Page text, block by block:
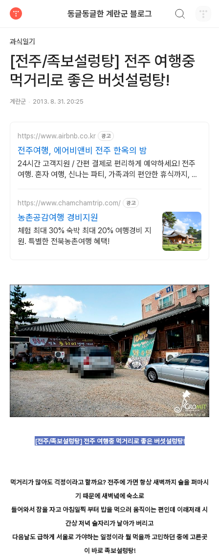
동글동글한 계란군 블로그
과식일기
[전주/족보설렁탕] 전주 여행중
먹거리로 좋은 버섯설렁탕!
계란군 2013. 8. 31. 20:25
https://www.airbnb.co.kr 광고
전주여행, 에어비앤비 전주 한옥의 밤
24시간 고객지원 / 간편 결제로 편리하게 예약하세요! 전주
여행. 혼자 여행, 신나는 파티, 가족과의 편안한 휴식까지, 에
https://www.chamchamtrip.com/ 광고
농촌공감여행 경비지원
체험 최대 30% 숙박 최대 20% 여행경비 지
원. 특별한 전북농촌여행 혜택!
[전주/족보설렁탕] 전주 여행중 먹거리로 좋은 버섯설렁탕!
먹거리가 많아도 걱정이라고 할까요? 전주에 가면 항상 새벽까지 술을 퍼마시
기 때문에 새벽녘에 숙소로
들어와서 잠을 자고 아침일찍 부터 밥을 먹으러 움직이는 편인데 이래저래 시
간상 저녁 술자리가 날아가 버리고
다음날도 급하게 서울로 가야하는 일정이라 뭘 먹을까 고민하던 중에 고른곳
이 바로 족보설렁탕!